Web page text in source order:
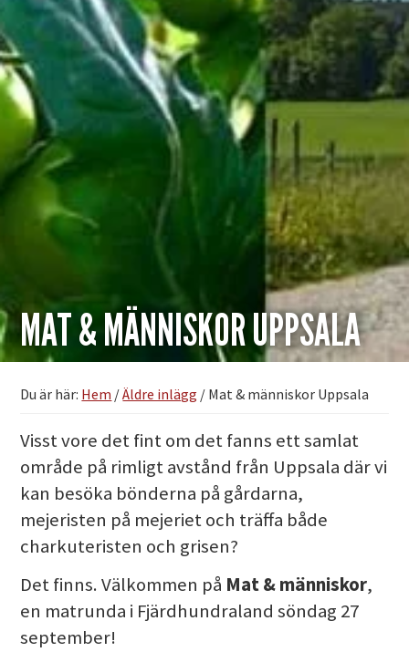
MAT & MÄNNISKOR UPPSALA
Du är här: Hem /Äldre inlägg / Mat & människor Uppsala
Visst vore det fint om det fanns ett samlat
område på rimligt avstånd från Uppsala där vi
kan besöka bönderna på gårdarna,
mejeristen på mejeriet och träffa både
charkuteristen och grisen?
Det finns. Välkommen på Mat & människor,
en matrunda i Fjärdhundraland söndag 27
september!